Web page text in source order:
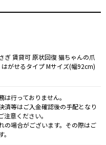
ぎ 賃貸可 原状回復 猫ちゃんの爪
がせるタイプ Mサイズ(幅92cm)
行っておりません。
済等はご入金確認後の手配となり
意ください。
の場合がございます。その際はご